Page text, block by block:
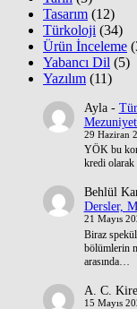
Tasarım (12)
Türkoloji (34)
Ürün İnceleme
Yabancı Dil (5)
Yazılım (11)
Ayla-
Mezuniyet
29 Haziran
YÖK bu
kredi olarak
Behlül
Dersler,
21 Mayıs
Biraz
bölümlerin
arasında…
A. C.
15 Mayıs